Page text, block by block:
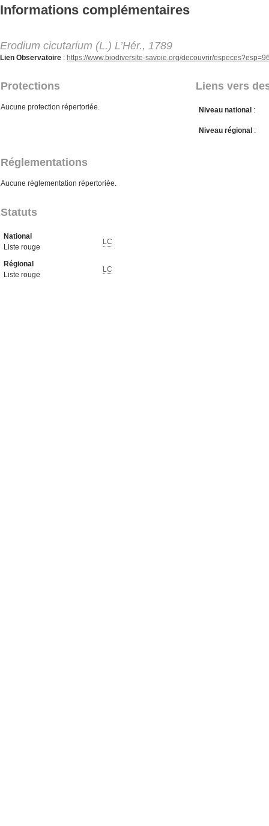
Aller au contenu principal
Informations complémentaires
Erodium cicutarium (L.) L’Hér., 1789
Lien Observatoire : https://www.biodiversite-savoie.org/decouvrir/
Protections Liens vers
Aucune protection répertoriée. Niveau national :
Niveau régional :
Réglementations
Aucune réglementation répertoriée.
Statuts
National
Liste rouge
LC
Régional
Liste rouge
LC